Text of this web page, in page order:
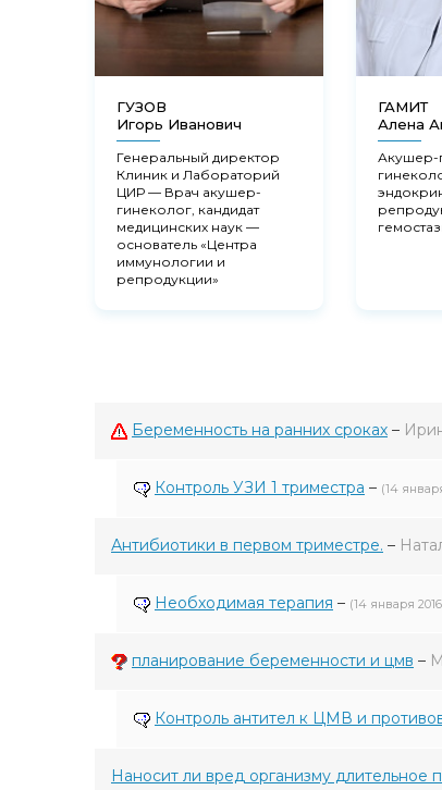
ГУЗОВ
Игорь Иванович
Генеральный директор
Клиник и Лабораторий
ЦИР — Врач акушер-
гинеколог, кандидат
медицинских наук —
основатель «Центра
иммунологии и
репродукции»
ГАМИТ
Алена
Акушер-
Беременность на ранних сроках –
Контроль УЗИ 1 триместра – (14
Антибиотики в первом триместре. –
Необходимая терапия – (14 января 2016
планирование беременности и цмв –
Контроль антител к ЦМВ и
Наносит ли вред организму